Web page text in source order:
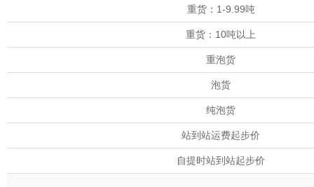
重货：1-9.99吨
重货：10吨以上
重泡货
泡货
纯泡货
站到站运费起步价
自提时站到站起步价